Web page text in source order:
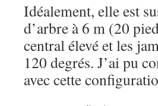
Idéalement, elle est
d’arbre à 6 m (20
central élevé et les
120 degrés. J’ai pu
avec cette